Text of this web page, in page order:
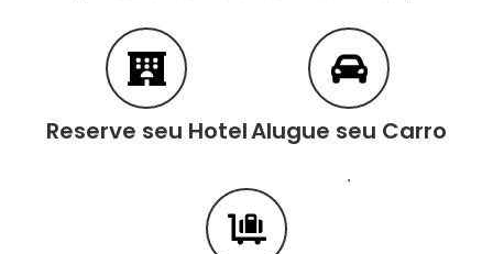
Reserve seu HotelAlugue seu Carro
.